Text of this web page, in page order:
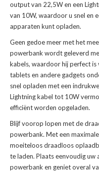
output van 22,5W en een
van 10W, waardoor u snel en
apparaten kunt opladen.
Geen gedoe meer met het
powerbank wordt geleverd
kabels, waardoor hij perfect
tablets en andere gadgets
snel opladen met een
Lightning kabel tot 10W
efficiënt worden opgeladen.
Blijf voorop lopen met de
powerbank. Met een
moeiteloos draadloos
te laden. Plaats eenvoudig uw
powerbank en geniet overal